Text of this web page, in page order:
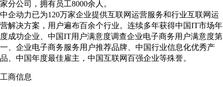
家分公司，拥有员工8000余人。
中企动力已为120万家企业提供互联网运营服务和行业互联网运
营解决方案，用户遍布百余个行业。连续多年获得中国IT市场年
度成功企业、中国IT用户满意度调查企业电子商务用户满意度第
一、企业电子商务服务用户推荐品牌、中国行业信息化优秀产
品、中国年度最佳雇主，中国互联网百强企业等殊誉。
工商信息